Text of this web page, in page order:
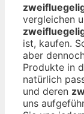
vergleichen
ist, kaufen.
aber
Produkte in
natürlich
und deren
uns